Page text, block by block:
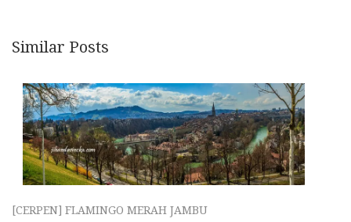
Similar Posts
[CERPEN] FLAMINGO MERAH JAMBU